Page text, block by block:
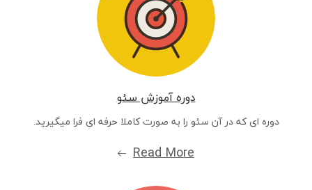
دوره آموزش سئو
دوره ای که در آن سئو را به صورت کاملا حرفه ای فرا میگیرید.
Read More